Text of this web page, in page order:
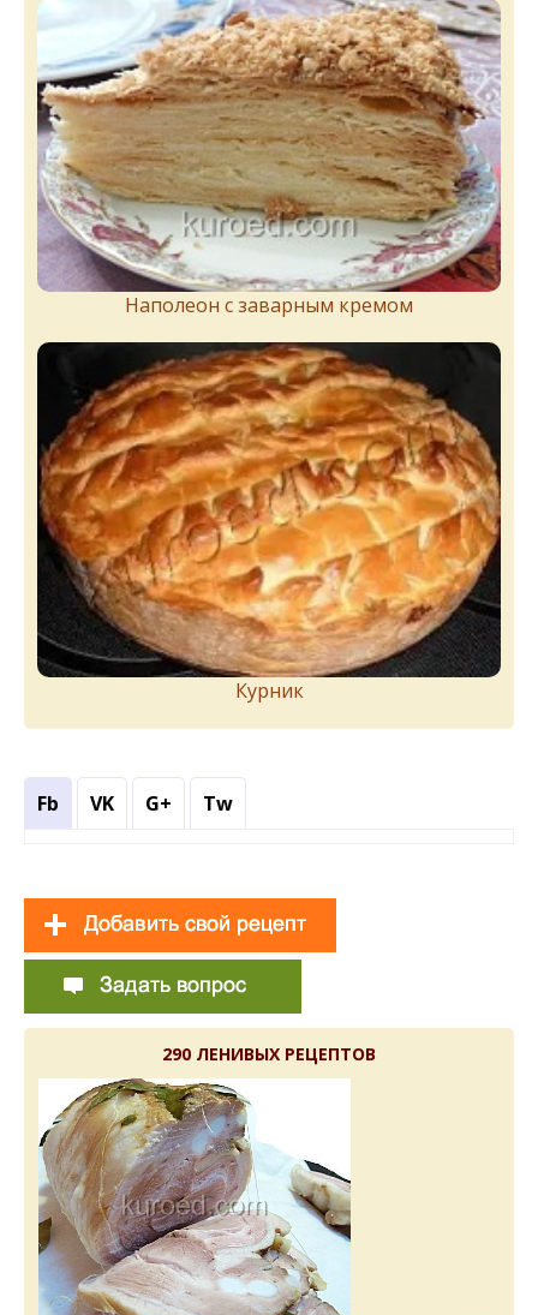
Наполеон с заварным кремом
Курник
Fb VK G+ Tw
290 ЛЕНИВЫХ РЕЦЕПТОВ